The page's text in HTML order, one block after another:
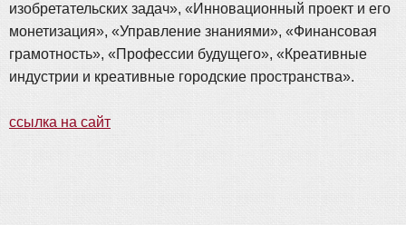
изобретательских задач», «Инновационный проект и его
монетизация», «Управление знаниями», «Финансовая
грамотность», «Профессии будущего», «Креативные
индустрии и креативные городские пространства».
ссылка на сайт